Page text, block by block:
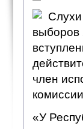
Слухи
выборов
член
«У